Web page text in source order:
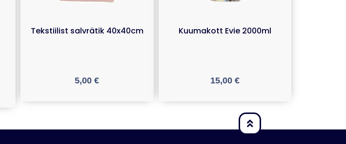
Tekstiilist salvrätik 40x40cm
5,00€
Kuumakott Evie 2000ml
15,00 €